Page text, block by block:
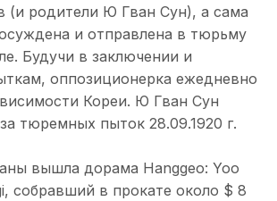
(и родители Ю Гван Сун), а сама
и отправлена в тюрьму
Будучи в заключении и
оппозиционерка ежедневно
Кореи. Ю Гван Сун
тюремных пыток 28.09.1920 г.
вышла дорама Hanggeo: Yoo
собравший в прокате около $ 8